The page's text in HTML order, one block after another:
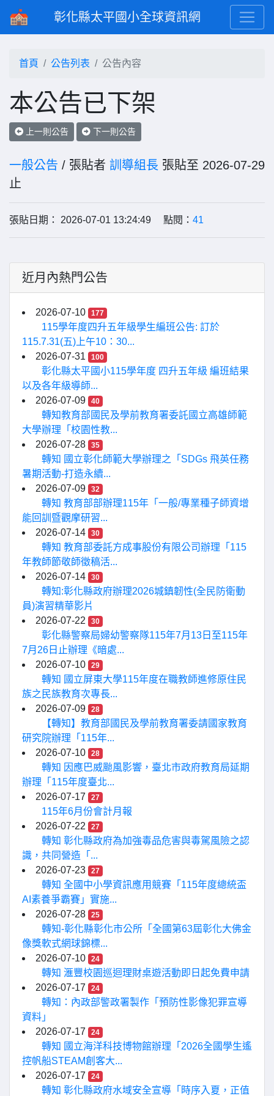
彰化縣太平國小全球資訊網
首頁 公告列表 公告內容
本公告已下架
上一則公告 下一則公告
一般公告 / 張貼者 訓導組長 張貼至 2026-07-29
止
張貼日期： 2026-07-01 13:24:49 點閱： 41
近月內熱門公告
2026-07-10 177
115學年度四升五年級學生編班公告: 訂於
115.7.31(五)上午10：30...
2026-07-31
100
彰化縣太平國小115學年度 四升五年級 編班結果
以及各年級導師...
2026-07-09
40
轉知教育部國民及學前教育署委託國立高雄師範
大學辦理「校園性教...
2026-07-28
35
轉知 國立彰化師範大學辦理之「SDGs 飛英任務
暑期活動-打造永續...
2026-07-09
32
轉知 教育部部辦理115年「一般/專業種子師資增
能回訓暨觀摩研習...
2026-07-14
30
轉知 教育部委託方成事股份有限公司辦理「115
年教師節敬師徵稿活...
2026-07-14
30
轉知:彰化縣政府辦理2026城鎮韌性(全民防衛動
員)演習精華影片
2026-07-22
30
彰化縣警察局婦幼警察隊115年7月13日至115年
7月26日止辦理《暗處...
2026-07-10
29
轉知 國立屏東大學115年度在職教師進修原住民
族之民族教育次專長...
2026-07-09
28
【轉知】教育部國民及學前教育署委請國家教育
研究院辦理「115年...
2026-07-10
28
轉知 因應巴威颱風影響，臺北市政府教育局延期
辦理「115年度臺北...
2026-07-17
27
115年6月份會計月報
2026-07-22
27
轉知 彰化縣政府為加強毒品危害與毒駕風險之認
識，共同營造「...
2026-07-23
27
轉知 全國中小學資訊應用競賽「115年度總統盃
AI素養爭霸賽」實施...
2026-07-28
25
轉知-彰化縣彰化市公所「全國第63屆彰化大佛金
像獎軟式網球錦標...
2026-07-10
24
轉知 滙豐校園巡迴理財桌遊活動即日起免費申請
2026-07-17
24
轉知：內政部警政署製作「預防性影像犯罪宣導
資料」
2026-07-17
24
轉知 國立海洋科技博物館辦理「2026全國學生遙
控帆船STEAM創客大...
2026-07-17
24
轉知 彰化縣政府水域安全宣導「時序入夏，正值